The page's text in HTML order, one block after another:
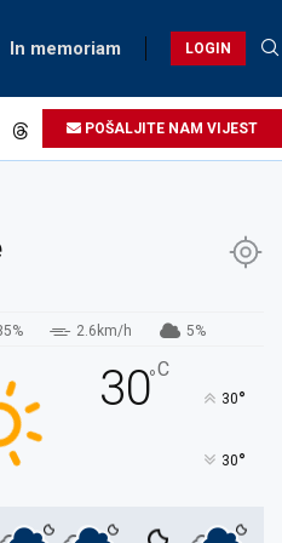
In memoriam LOGIN
POŠALJITE NAM VIJEST
2.6km/h 5%
30°C
30°
30°